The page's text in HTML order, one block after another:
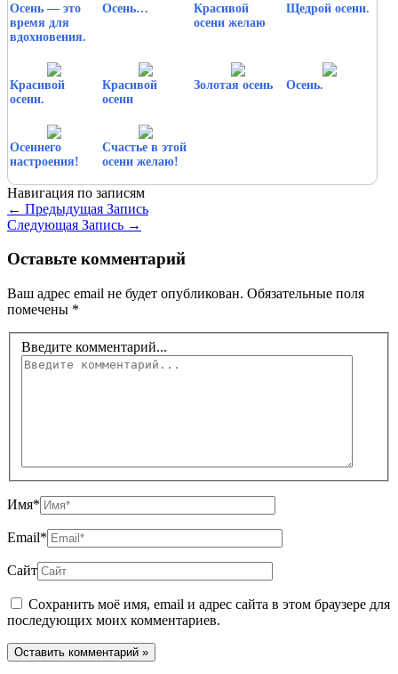
Осень — это
время для
вдохновения.
Осень…
Красивой
осени желаю
Щедрой осени.
Красивой
осени.
Красивой
осени
Золотая осень Осень.
Осеннего
настроения!
Счастье в этой
осени желаю!
Навигация по записям
← Предыдущая Запись
Следующая Запись →
Оставьте комментарий
Ваш адрес email не будет опубликован. Обязательные поля
помечены *
Введите комментарий...
Имя*
Email*
Сайт
Сохранить моё имя, email и адрес сайта в этом браузере для
последующих моих комментариев.